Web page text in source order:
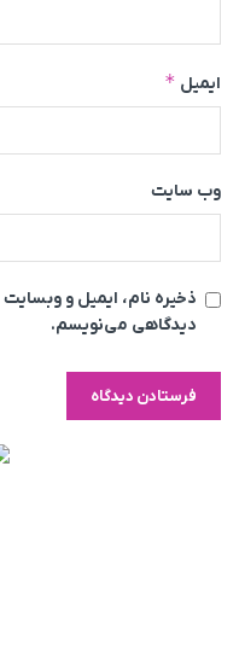
ایمیل *
وب‌ سایت
ذخیره نام، ایمیل و وبسایت
دیدگاهی می‌نویسم.